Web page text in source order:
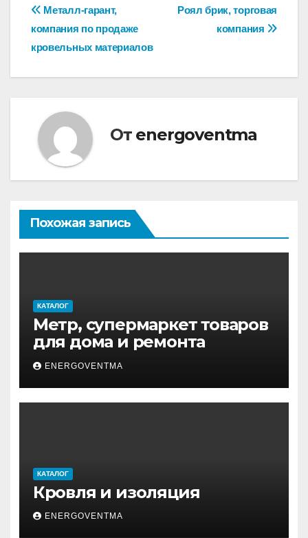
Навигация
по
записям
Роял брик, торговая
компания
Металл-гарант,
компания по продаже
кровельных материалов
От energoventma
Похожая запись
КАТАЛОГ
Метр, супермаркет товаров
для дома и ремонта
ENERGOVENTMA
КАТАЛОГ
Кровля и изоляция
ENERGOVENTMA